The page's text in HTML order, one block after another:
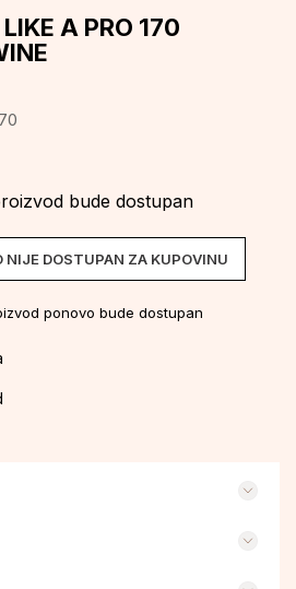
A PRO 170
bude dostupan
NIJE DOSTUPAN ZA KUPOVINU
ponovo bude dostupan